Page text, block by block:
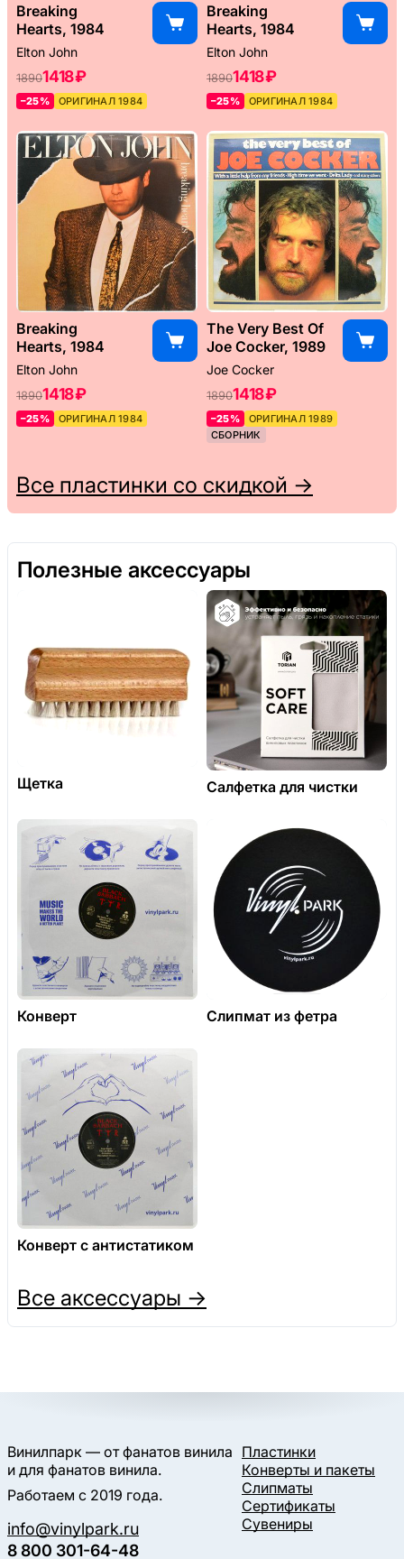
Breaking
Hearts, 1984
Elton John
18901418 ₽
–25% ОРИГИНАЛ 1984
Breaking
Hearts, 1984
Elton John
18901418 ₽
–25% ОРИГИНАЛ 1984
Breaking
Hearts, 1984
Elton John
18901418 ₽
–25% ОРИГИНАЛ 1984
The Very Best Of
Joe Cocker, 1989
Joe Cocker
18901418 ₽
–25%
ОРИГИНАЛ 1989
СБОРНИК
Все пластинки со скидкой →
Полезные аксессуары
Щетка Салфетка для чистки
Конверт Слипмат из фетра
Конверт с антистатиком
Все аксессуары →
Винилпарк — от фанатов винила
и для фанатов винила.
Работаем с 2019 года.
info@vinylpark.ru
8 800 301-64-48
Пластинки
Конверты и пакеты
Слипматы
Сертификаты
Сувениры